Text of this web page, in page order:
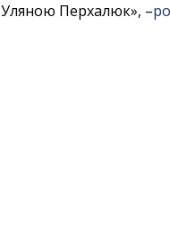
Уляною Перхалюк», –